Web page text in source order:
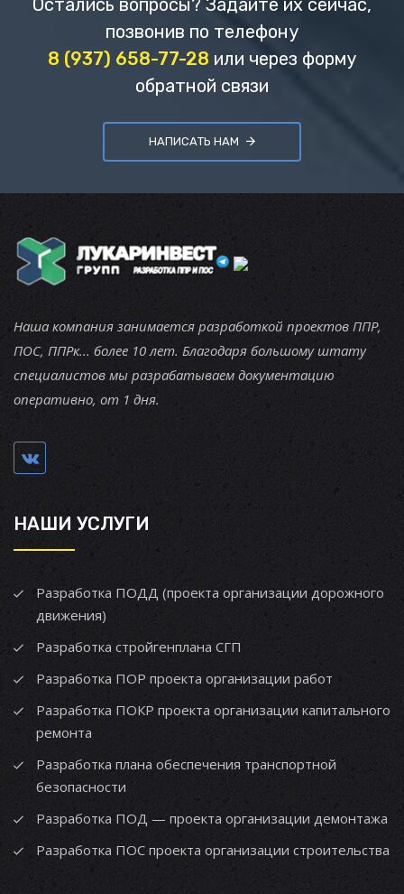
позвонив по телефону
8 (937) 658-77-28 или через форму
обратной связи
НАПИСАТЬ НАМ
Наша компания занимается разработкой проектов ППР,
ПОС, ППРк... более 10 лет. Благодаря большому штату
специалистов мы разрабатываем документацию
оперативно, от 1 дня.
НАШИ УСЛУГИ
Разработка ПОДД (проекта организации дорожного
движения)
Разработка стройгенплана СГП
Разработка ПОР проекта организации работ
Разработка ПОКР проекта организации капитального
ремонта
Разработка плана обеспечения транспортной
безопасности
Разработка ПОД — проекта организации демонтажа
Разработка ПОС проекта организации строительства